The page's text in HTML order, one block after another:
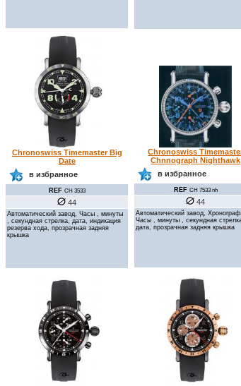
Chronoswiss Timemaster Big
Date
в избранное
REF CH 3533
44
Автоматический завод, Часы , минуты
, секундная стрелка, дата, индикация
резерва хода, прозрачная задняя
крышка
Chronoswiss
Chnnograph Nighthawk
в избранное
REF СН 7533 nh
44
Автоматический завод, Хронограф,
Часы , минуты , секундная
дата, прозрачная задняя крышка